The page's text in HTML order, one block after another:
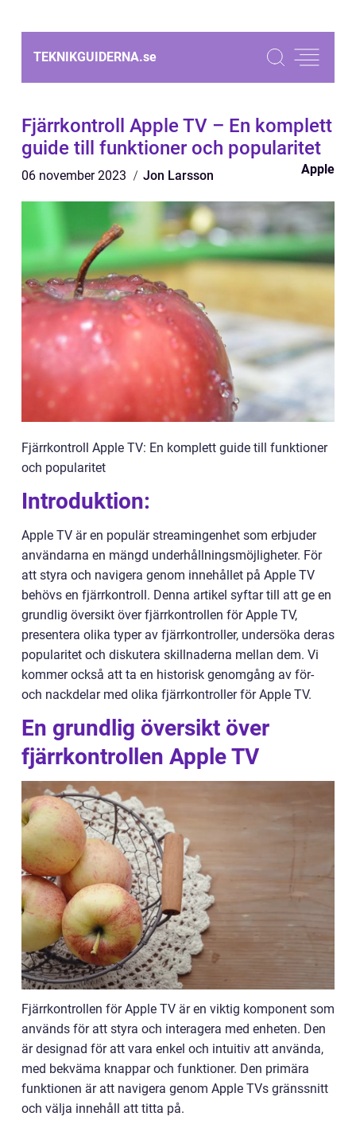
TEKNIKGUIDERNA.se
Fjärrkontroll Apple TV – En komplett
guide till funktioner och popularitet
06 november 2023 Jon Larsson Apple
Fjärrkontroll Apple TV: En komplett guide till funktioner
och popularitet
Introduktion:
Apple TV är en populär streamingenhet som erbjuder
användarna en mängd underhållningsmöjligheter. För
att styra och navigera genom innehållet på Apple TV
behövs en fjärrkontroll. Denna artikel syftar till att ge en
grundlig översikt över fjärrkontrollen för Apple TV,
presentera olika typer av fjärrkontroller, undersöka deras
popularitet och diskutera skillnaderna mellan dem. Vi
kommer också att ta en historisk genomgång av för-
och nackdelar med olika fjärrkontroller för Apple TV.
En grundlig översikt över
fjärrkontrollen Apple TV
Fjärrkontrollen för Apple TV är en viktig komponent som
används för att styra och interagera med enheten. Den
är designad för att vara enkel och intuitiv att använda,
med bekväma knappar och funktioner. Den primära
funktionen är att navigera genom Apple TVs gränssnitt
och välja innehåll att titta på.